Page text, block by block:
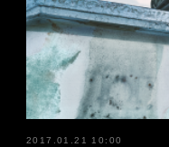
2017.01.21 10:00